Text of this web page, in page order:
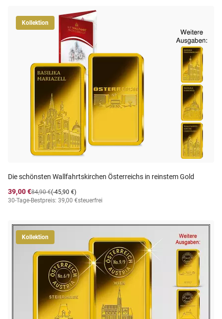
Kollektion
Die schönsten Wallfahrtskirchen Österreichs in reinstem Gold
39,00 €
(-45,90 €)
84,90 €
30-Tage-Bestpreis: 39,00 €steuerfrei
Kollektion